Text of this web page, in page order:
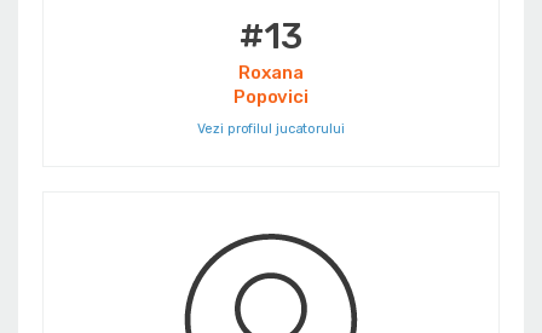
#13
Roxana
Popovici
Vezi profilul jucatorului